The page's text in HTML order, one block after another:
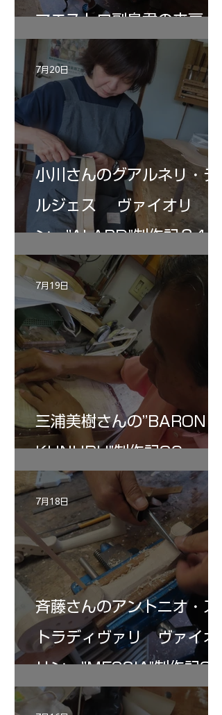
マエストロ副島君の来房
小川さんのグアルネリ・デ
ルジェス ヴァイオリ
ン ”ALARD"制作記３4
7月20日
三浦美樹さんの”BARON・
KUNUPU"制作記30
7月19日
斉藤さんのアントニオ・ス
トラディヴァリ ヴァイオ
リン ”MESSIA"制作記32
7月18日